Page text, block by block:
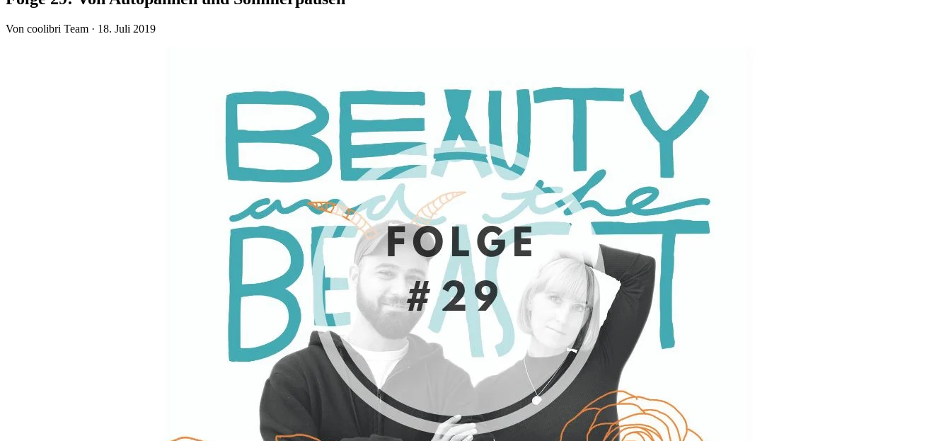
Von coolibri Team · 18. Juli 2019